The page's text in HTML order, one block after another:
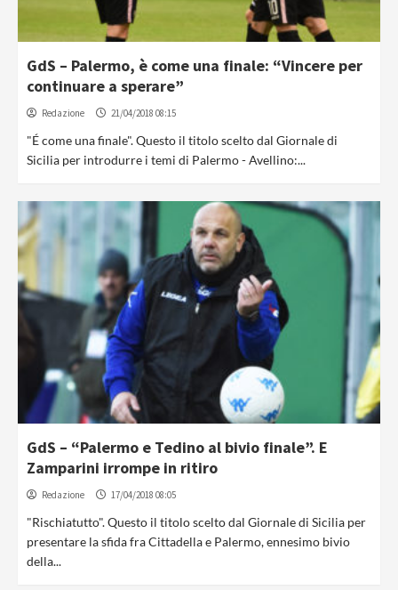
GdS – Palermo, è come una finale: “Vincere per
continuare a sperare”
Redazione 21/04/2018 08:15
"É come una finale". Questo il titolo scelto dal Giornale di
Sicilia per introdurre i temi di Palermo - Avellino:...
GdS – “Palermo e Tedino al bivio finale”. E
Zamparini irrompe in ritiro
Redazione 17/04/2018 08:05
"Rischiatutto". Questo il titolo scelto dal Giornale di Sicilia per
presentare la sfida fra Cittadella e Palermo, ennesimo bivio
della...